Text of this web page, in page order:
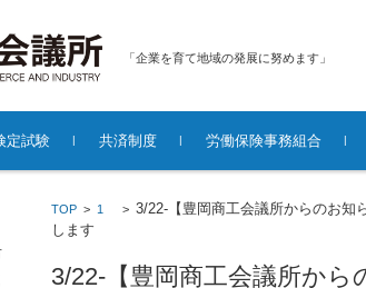
「企業を育て地域の発展に努めます」
定試験 共済制度 労働保険事務組合
TOP > 1 >3/22-【豊岡商工会議所からのお知
します
3/22-【豊岡商工会議所か